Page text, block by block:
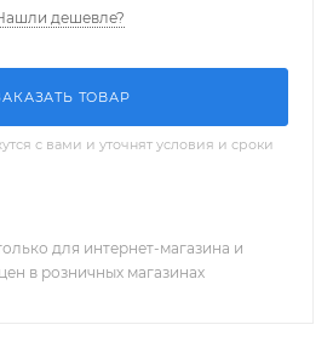
дешевле?
ТОВАР
с вами и уточнят условия и сроки
для интернет-магазина и
в розничных магазинах